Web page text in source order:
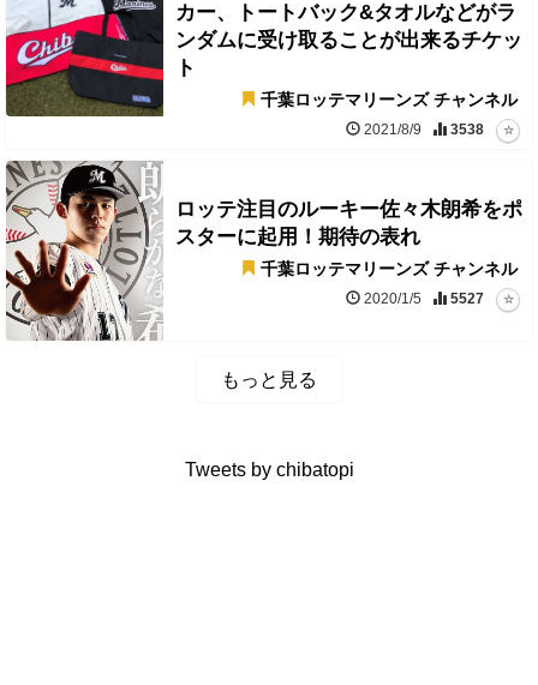
カー、トートバック&タオルなどがラ
ンダムに受け取ることが出来るチケッ
ト
千葉ロッテマリーンズ チャンネル
2021/8/9 3538
ロッテ注目のルーキー佐々木朗希をポ
スターに起用！期待の表れ
千葉ロッテマリーンズ チャンネル
2020/1/5 5527
もっと見る
Tweets by chibatopi